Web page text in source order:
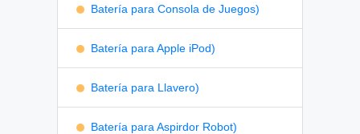
Batería para Consola de Juegos)
Batería para Apple iPod)
Batería para Llavero)
Batería para Aspirdor Robot)